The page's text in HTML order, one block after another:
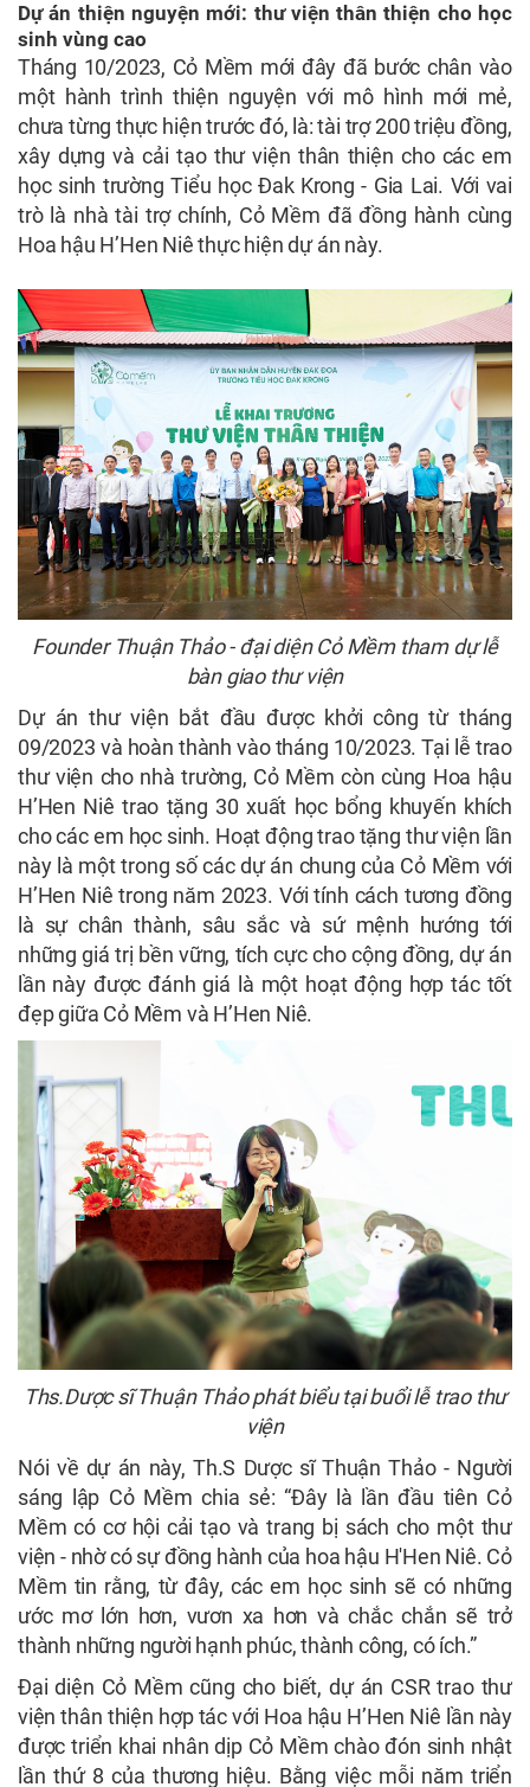
Dự án thiện nguyện mới: thư viện thân thiện cho học
sinh vùng cao
Tháng 10/2023, Cỏ Mềm mới đây đã bước chân vào
một hành trình thiện nguyện với mô hình mới mẻ,
chưa từng thực hiện trước đó, là: tài trợ 200 triệu đồng,
xây dựng và cải tạo thư viện thân thiện cho các em
học sinh trường Tiểu học Đak Krong - Gia Lai. Với vai
trò là nhà tài trợ chính, Cỏ Mềm đã đồng hành cùng
Hoa hậu H’Hen Niê thực hiện dự án này.
Founder Thuận Thảo - đại diện Cỏ Mềm tham dự lễ
bàn giao thư viện
Dự án thư viện bắt đầu được khởi công từ tháng
09/2023 và hoàn thành vào tháng 10/2023. Tại lễ trao
thư viện cho nhà trường, Cỏ Mềm còn cùng Hoa hậu
H’Hen Niê trao tặng 30 xuất học bổng khuyến khích
cho các em học sinh. Hoạt động trao tặng thư viện lần
này là một trong số các dự án chung của Cỏ Mềm với
H’Hen Niê trong năm 2023. Với tính cách tương đồng
là sự chân thành, sâu sắc và sứ mệnh hướng tới
những giá trị bền vững, tích cực cho cộng đồng, dự án
lần này được đánh giá là một hoạt động hợp tác tốt
đẹp giữa Cỏ Mềm và H’Hen Niê.
Ths.Dược sĩ Thuận Thảo phát biểu tại buổi lễ trao thư
viện
Nói về dự án này, Th.S Dược sĩ Thuận Thảo - Người
sáng lập Cỏ Mềm chia sẻ: “Đây là lần đầu tiên Cỏ
Mềm có cơ hội cải tạo và trang bị sách cho một thư
viện - nhờ có sự đồng hành của hoa hậu H'Hen Niê. Cỏ
Mềm tin rằng, từ đây, các em học sinh sẽ có những
ước mơ lớn hơn, vươn xa hơn và chắc chắn sẽ trở
thành những người hạnh phúc, thành công, có ích.”
Đại diện Cỏ Mềm cũng cho biết, dự án CSR trao thư
viện thân thiện hợp tác với Hoa hậu H’Hen Niê lần này
được triển khai nhân dịp Cỏ Mềm chào đón sinh nhật
lần thứ 8 của thương hiệu. Bằng việc mỗi năm triển